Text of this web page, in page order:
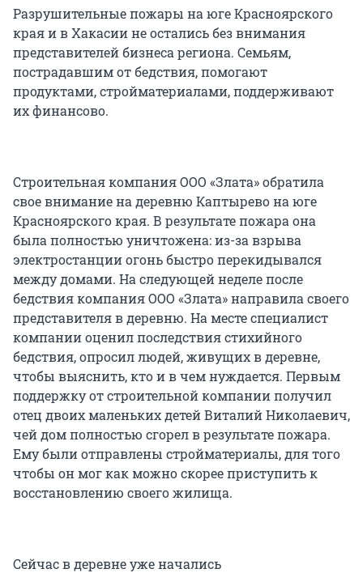
Разрушительные пожары на юге Красноярского
края и в Хакасии не остались без внимания
представителей бизнеса региона. Семьям,
пострадавшим от бедствия, помогают
продуктами, стройматериалами, поддерживают
их финансово.
Строительная компания ООО «Злата» обратила
свое внимание на деревню Каптырево на юге
Красноярского края. В результате пожара она
была полностью уничтожена: из-за взрыва
электростанции огонь быстро перекидывался
между домами. На следующей неделе после
бедствия компания ООО «Злата» направила своего
представителя в деревню. На месте специалист
компании оценил последствия стихийного
бедствия, опросил людей, живущих в деревне,
чтобы выяснить, кто и в чем нуждается. Первым
поддержку от строительной компании получил
отец двоих маленьких детей Виталий Николаевич,
чей дом полностью сгорел в результате пожара.
Ему были отправлены стройматериалы, для того
чтобы он мог как можно скорее приступить к
восстановлению своего жилища.
Сейчас в деревне уже начались